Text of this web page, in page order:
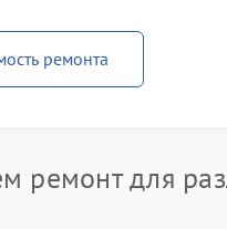
ремонта
ремонт для